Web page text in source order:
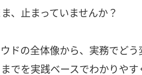
、止まっていませんか？
ドの全体像から、実務でどう
でを実践ベースでわかりやす